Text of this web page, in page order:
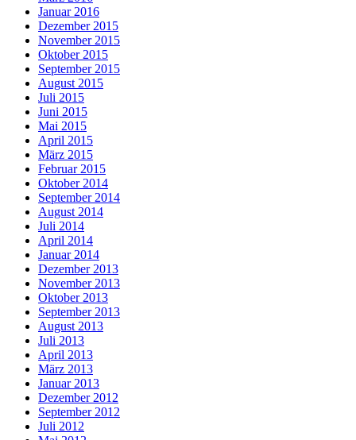
Januar 2016
Dezember 2015
November 2015
Oktober 2015
September 2015
August 2015
Juli 2015
Juni 2015
Mai 2015
April 2015
März 2015
Februar 2015
Oktober 2014
September 2014
August 2014
Juli 2014
April 2014
Januar 2014
Dezember 2013
November 2013
Oktober 2013
September 2013
August 2013
Juli 2013
April 2013
März 2013
Januar 2013
Dezember 2012
September 2012
Juli 2012